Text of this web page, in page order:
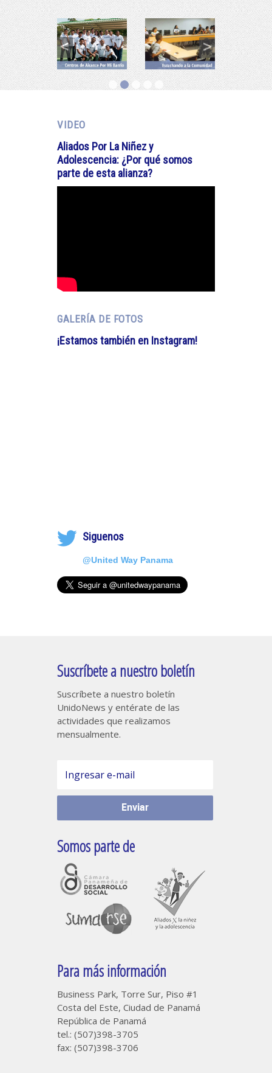
< >
VIDEO
Aliados Por La Niñez y
Adolescencia: ¿Por qué somos
parte de esta alianza?
GALERÍA DE FOTOS
¡Estamos también en Instagram!
Siguenos
@United Way Panama
Suscríbete a nuestro boletín
Suscríbete a nuestro boletín
UnidoNews y entérate de las
actividades que realizamos
mensualmente.
Somos parte de
Para más información
Business Park, Torre Sur, Piso #1
Costa del Este, Ciudad de Panamá
República de Panamá
tel.: (507)398-3705
fax: (507)398-3706